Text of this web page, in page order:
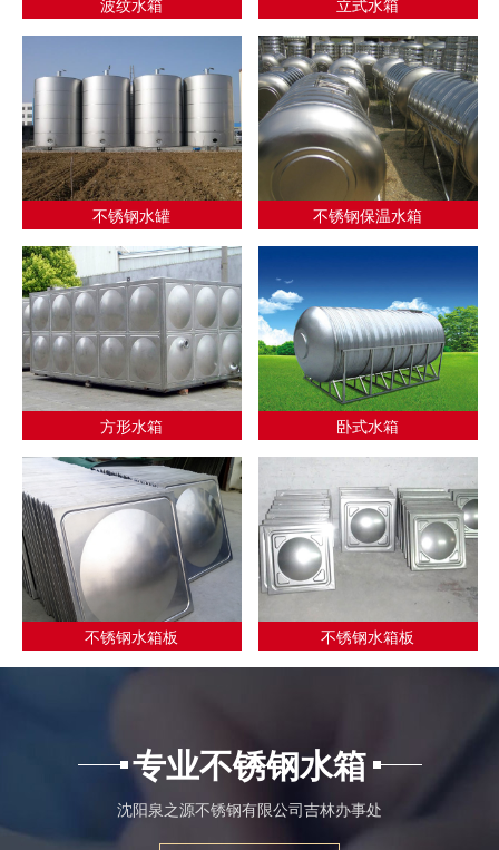
波纹水箱 立式水箱
不锈钢水罐 不锈钢保温水箱
方形水箱 卧式水箱
不锈钢水箱板 不锈钢水箱板
专业不锈钢水箱
沈阳泉之源不锈钢有限公司吉林办事处